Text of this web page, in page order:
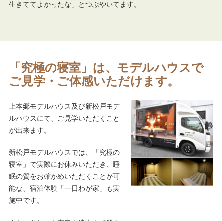
生きててよかったな」とつぶやいてます。
「究極の寝室」は、モデルハウスで
ご見学・ご体感いただけます。
上本郷モデルハウス及び新松戸モデ
ルハウスにて、ご見学いただくこと
が出来ます。
新松戸モデルハウスでは、「究極の
寝室」で実際にお休みいただき、睡
眠の質をお確かめいただくことが可
能な、宿泊体験「一日わが家」も実
施中です。